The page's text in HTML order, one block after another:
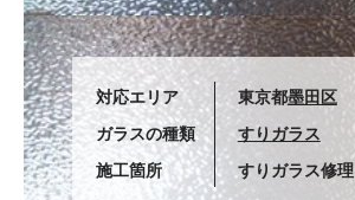
対応エリア 東京都墨田区
ガラスの種類
すりガラス
施工箇所
すりガラス修理